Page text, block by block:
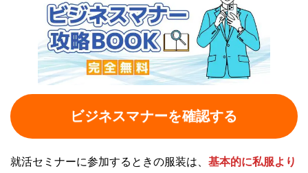
ビジネスマナーを確認する
就活セミナーに参加するときの服装は、 基本的に私服より